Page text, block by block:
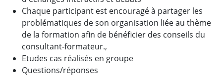
Chaque participant est encouragé à partager les
problématiques de son organisation liée au thème
de la formation afin de bénéficier des conseils du
consultant-formateur.,
Etudes cas réalisés en groupe
Questions/réponses